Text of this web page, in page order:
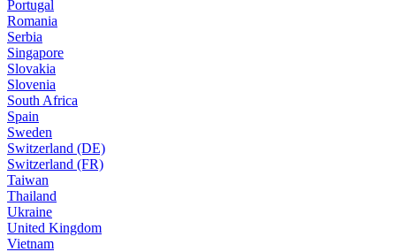
Portugal
Romania
Serbia
Singapore
Slovakia
Slovenia
South Africa
Spain
Sweden
Switzerland (DE)
Switzerland (FR)
Taiwan
Thailand
Ukraine
United Kingdom
Vietnam